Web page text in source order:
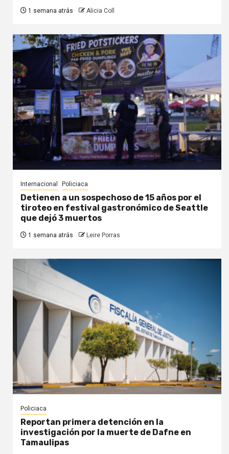
1 semana atrás Alicia Coll
Internacional Policiaca
Detienen a un sospechoso de 15 años por el
tiroteo en festival gastronómico de Seattle
que dejó 3 muertos
1 semana atrás Leire Porras
Policiaca
Reportan primera detención en la
investigación por la muerte de Dafne en
Tamaulipas